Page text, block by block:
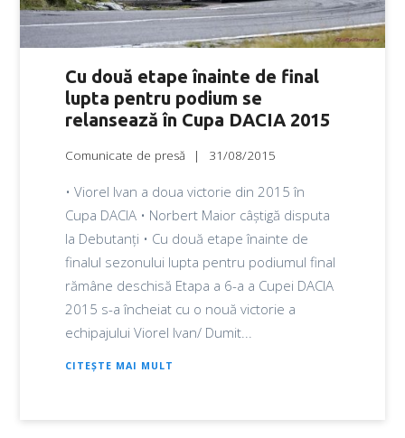
Cu două etape înainte de final
lupta pentru podium se
relansează în Cupa DACIA 2015
Comunicate de presă 31/08/2015
• Viorel Ivan a doua victorie din 2015 în
Cupa DACIA • Norbert Maior câștigă disputa
la Debutanți • Cu două etape înainte de
finalul sezonului lupta pentru podiumul final
rămâne deschisă Etapa a 6-a a Cupei DACIA
2015 s-a încheiat cu o nouă victorie a
echipajului Viorel Ivan/ Dumit...
CITEȘTE MAI MULT